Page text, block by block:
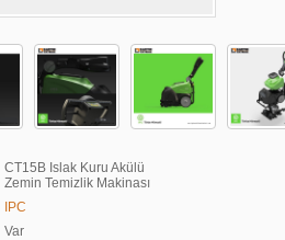
CT15B Islak Kuru Akülü
Zemin Temizlik Makinası
IPC
Var